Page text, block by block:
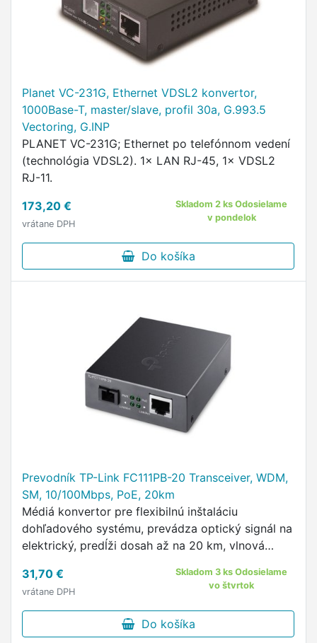
Planet VC-231G, Ethernet VDSL2 konvertor,
1000Base-T, master/slave, profil 30a, G.993.5
Vectoring, G.INP
PLANET VC-231G; Ethernet po telefónnom vedení
(technológia VDSL2). 1× LAN RJ-45, 1× VDSL2
RJ-11.
173,20 €
vrátane DPH
Skladom 2 ks Odosielame
v pondelok
Do košíka
Prevodník TP-Link FC111PB-20 Transceiver, WDM,
SM, 10/100Mbps, PoE, 20km
Médiá konvertor pre flexibilnú inštaláciu
dohľadového systému, prevádza optický signál na
elektrický, predĺži dosah až na 20 km, vlnová
1 konektorom RJ-45.
31,70 €
vrátane DPH
Skladom 3 ks Odosielame
vo štvrtok
Do košíka